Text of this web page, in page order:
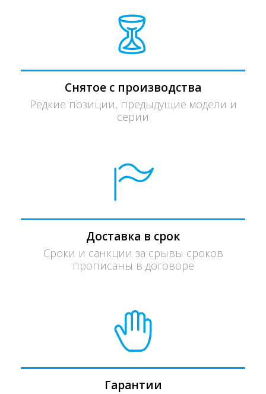
Снятое с производства
Редкие позиции, предыдущие модели и
серии
Доставка в срок
Сроки и санкции за срывы сроков
прописаны в договоре
Гарантии